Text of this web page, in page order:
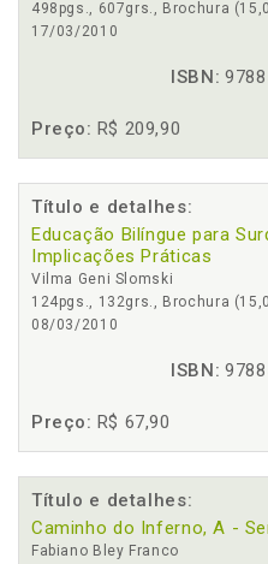
498pgs., 607grs., Brochura
17/03/2010
ISBN:
Preço: R$ 209,90
Título e detalhes:
Educação Bilíngue para
Implicações Práticas
Vilma Geni Slomski
124pgs., 132grs., Brochura
08/03/2010
ISBN:
Preço: R$ 67,90
Título e detalhes:
Caminho do Inferno, A -
Fabiano Bley Franco